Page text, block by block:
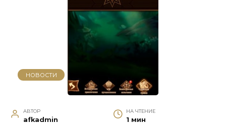
НОВОСТИ
АВТОР
afkadmin
НА ЧТЕНИЕ
1 мин